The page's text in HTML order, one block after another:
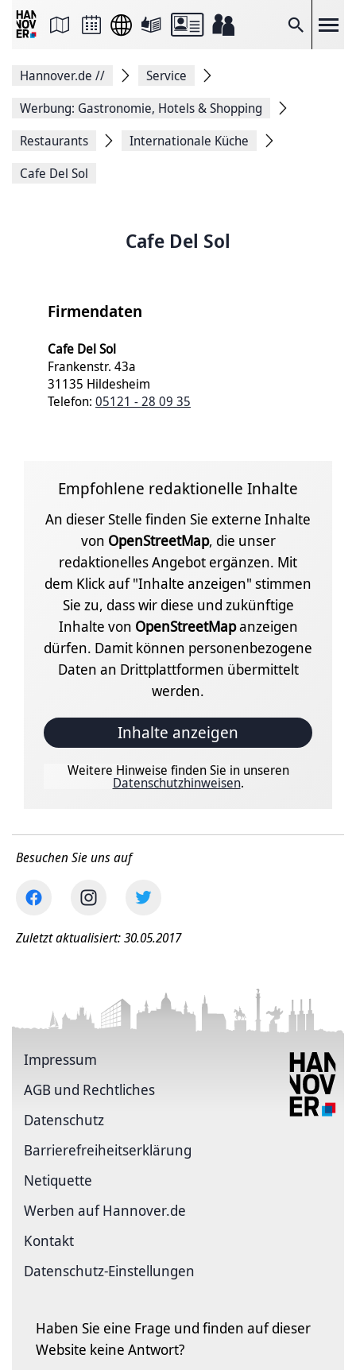
Suche
Seite
Facebook
teilen
Seitenlink
Seite
Hannover.de //
Service
Werbung: Gastronomie, Hotels & Shopping
Restaurants
Internationale Küche
Cafe Del Sol
Cafe Del Sol
Firmendaten
Cafe Del Sol
Frankenstr. 43a
31135 Hildesheim
Telefon: 05121 - 28 09 35
Empfohlene redaktionelle Inhalte
An dieser Stelle finden Sie externe Inhalte
von OpenStreetMap, die unser
redaktionelles Angebot ergänzen. Mit
dem Klick auf "Inhalte anzeigen" stimmen
Sie zu, dass wir diese und zukünftige
Inhalte von OpenStreetMapanzeigen
dürfen. Damit können personenbezogene
Daten an Drittplattformen übermittelt
werden.
Inhalte anzeigen
Weitere Hinweise finden Sie in unseren
Datenschutzhinweisen.
Besuchen Sie uns auf
Zuletzt aktualisiert: 30.05.2017
Impressum
AGB und Rechtliches
Datenschutz
Barriere­freiheits­erklärung
Netiquette
Werben auf Hannover.de
Kontakt
Datenschutz-Einstellungen
Haben Sie eine Frage und finden auf dieser
Website keine Antwort?